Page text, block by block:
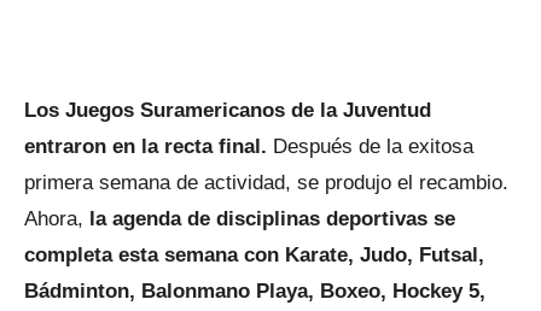
Los Juegos Suramericanos de la Juventud
entraron en la recta final. Después de la exitosa
primera semana de actividad, se produjo el recambio.
Ahora, la agenda de disciplinas deportivas se
completa esta semana con Karate, Judo, Futsal,
Bádminton, Balonmano Playa, Boxeo, Hockey 5,